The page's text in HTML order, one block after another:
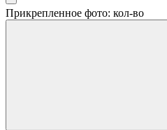
Прикрепленное фото: кол-во